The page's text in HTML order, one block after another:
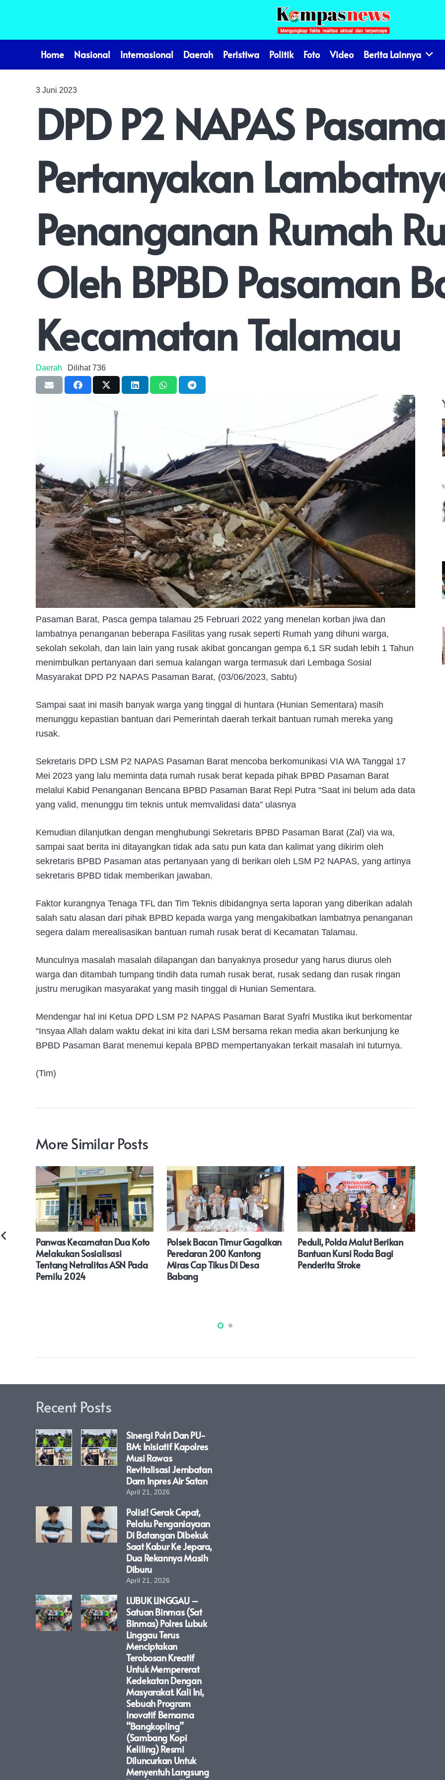
Home Nasional Internasional Daerah Peristiwa Politik Foto Video Berita Lainnya
3 Juni 2023
DPD P2 NAPAS
Pertanyakan
Penanganan Rumah
Oleh BPBD Pasaman
Kecamatan Talamau
Daerah Dilihat736
Pasaman Barat, Pasca gempa talamau 25 Februari 2022 yang menelan korban jiwa dan
lambatnya penanganan beberapa Fasilitas yang rusak seperti Rumah yang dihuni warga,
sekolah sekolah, dan lain lain yang rusak akibat goncangan gempa 6,1 SR sudah lebih 1 Tahun
menimbulkan pertanyaan dari semua kalangan warga termasuk dari Lembaga Sosial
Masyarakat DPD P2 NAPAS Pasaman Barat, (03/06/2023, Sabtu)
Sampai saat ini masih banyak warga yang tinggal di huntara (Hunian Sementara) masih
menunggu kepastian bantuan dari Pemerintah daerah terkait bantuan rumah mereka yang
rusak.
Sekretaris DPD LSM P2 NAPAS Pasaman Barat mencoba berkomunikasi VIA WA Tanggal 17
Mei 2023 yang lalu meminta data rumah rusak berat kepada pihak BPBD Pasaman Barat
melalui Kabid Penanganan Bencana BPBD Pasaman Barat Repi Putra “Saat ini belum ada data
yang valid, menunggu tim teknis untuk memvalidasi data” ulasnya
Kemudian dilanjutkan dengan menghubungi Sekretaris BPBD Pasaman Barat (Zal) via wa,
sampai saat berita ini ditayangkan tidak ada satu pun kata dan kalimat yang dikirim oleh
sekretaris BPBD Pasaman atas pertanyaan yang di berikan oleh LSM P2 NAPAS, yang artinya
sekretaris BPBD tidak memberikan jawaban.
Faktor kurangnya Tenaga TFL dan Tim Teknis dibidangnya serta laporan yang diberikan adalah
salah satu alasan dari pihak BPBD kepada warga yang mengakibatkan lambatnya penanganan
segera dalam merealisasikan bantuan rumah rusak berat di Kecamatan Talamau.
Munculnya masalah masalah dilapangan dan banyaknya prosedur yang harus diurus oleh
warga dan ditambah tumpang tindih data rumah rusak berat, rusak sedang dan rusak ringan
justru merugikan masyarakat yang masih tinggal di Hunian Sementara.
Mendengar hal ini Ketua DPD LSM P2 NAPAS Pasaman Barat Syafri Mustika ikut berkomentar
“Insyaa Allah dalam waktu dekat ini kita dari LSM bersama rekan media akan berkunjung ke
BPBD Pasaman Barat menemui kepala BPBD mempertanyakan terkait masalah ini tuturnya.
(Tim)
More Similar Posts
Panwas Kecamatan Dua Koto
Melakukan Sosialisasi
Tentang Netralitas ASN Pada
Pemilu 2024
Polsek Bacan Timur Gagalkan
Peredaran 200 Kantong
Miras Cap Tikus Di Desa
Babang
Peduli, Polda Malut Berikan
Bantuan Kursi Roda Bagi
Penderita Stroke
Recent Posts
Sinergi Polri Dan PU-
BM: Inisiatif Kapolres
Musi Rawas
Revitalisasi Jembatan
Dam Inpres Air Satan
April 21, 2026
Polisi! Gerak Cepat,
Pelaku Penganiayaan
Di Batangan Dibekuk
Saat Kabur Ke Jepara,
Dua Rekannya Masih
Diburu
April 21, 2026
LUBUK LINGGAU –
Satuan Binmas (Sat
Binmas) Polres Lubuk
Linggau Terus
Menciptakan
Terobosan Kreatif
Untuk Mempererat
Kedekatan Dengan
Masyarakat. Kali Ini,
Sebuah Program
Inovatif Bernama
“Bangkopling”
(Sambang Kopi
Keliling) Resmi
Diluncurkan Untuk
Menyentuh Langsung